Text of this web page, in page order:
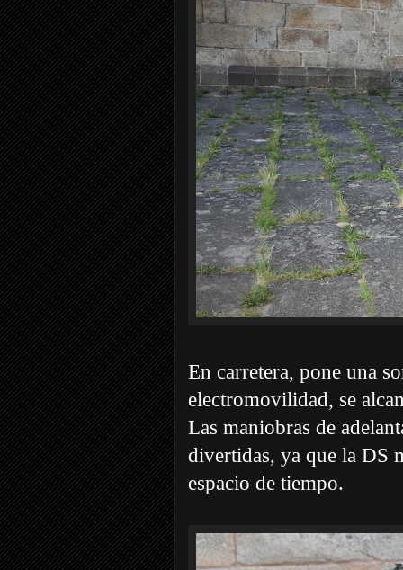
En carretera, pone una
electromovilidad, se
Las maniobras de
divertidas, ya que la DS
espacio de tiempo.